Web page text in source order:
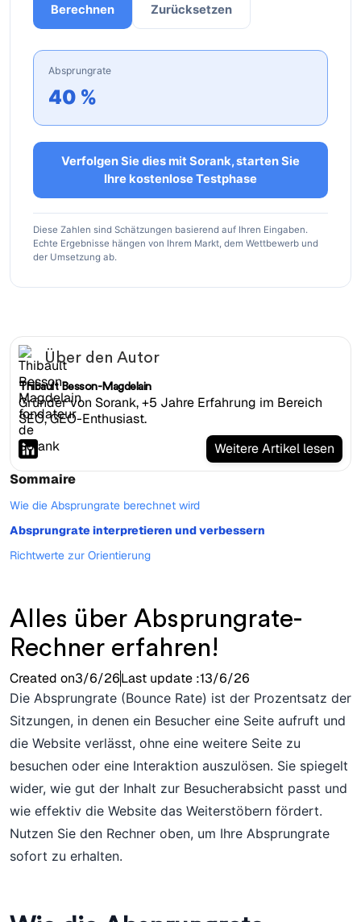
Berechnen Zurücksetzen
Absprungrate
40 %
Verfolgen Sie dies mit Sorank, starten Sie
Ihre kostenlose Testphase
Diese Zahlen sind Schätzungen basierend auf Ihren Eingaben.
Echte Ergebnisse hängen von Ihrem Markt, dem Wettbewerb und
der Umsetzung ab.
Über den Autor
Thibault Besson-Magdelain
Gründer von Sorank, +5 Jahre Erfahrung im Bereich
SEO, GEO-Enthusiast.
Weitere Artikel lesen
Sommaire
Wie die Absprungrate berechnet wird
Absprungrate interpretieren und verbessern
Richtwerte zur Orientierung
Alles über Absprungrate-
Rechner erfahren!
Created on3/6/26Last update :13/6/26
Die Absprungrate (Bounce Rate) ist der Prozentsatz der
Sitzungen, in denen ein Besucher eine Seite aufruft und
die Website verlässt, ohne eine weitere Seite zu
besuchen oder eine Interaktion auszulösen. Sie spiegelt
wider, wie gut der Inhalt zur Besucherabsicht passt und
wie effektiv die Website das Weiterstöbern fördert.
Nutzen Sie den Rechner oben, um Ihre Absprungrate
sofort zu erhalten.